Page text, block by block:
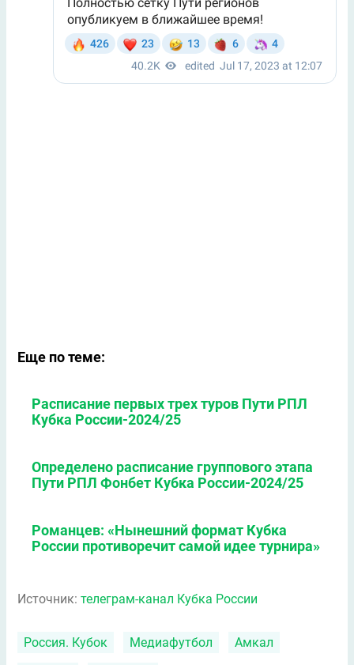
Еще по теме:
Расписание первых трех туров Пути РПЛ
Кубка России-2024/25
Определено расписание группового этапа
Пути РПЛ Фонбет Кубка России-2024/25
Романцев: «Нынешний формат Кубка
России противоречит самой идее турнира»
Источник: телеграм-канал Кубка России
Россия. Кубок Медиафутбол Амкал